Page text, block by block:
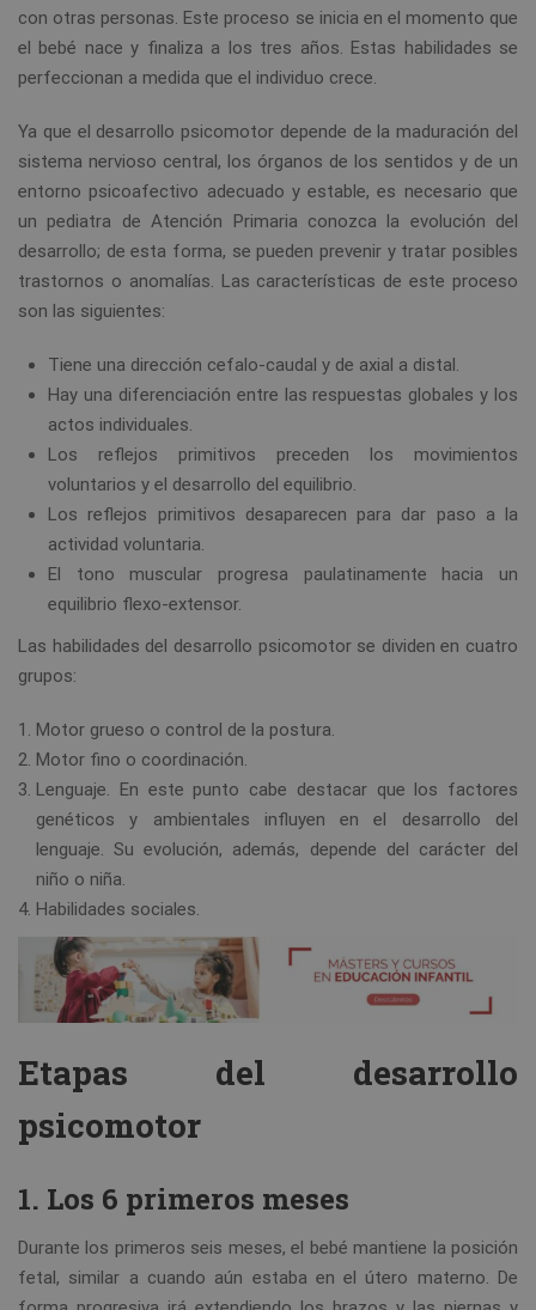
con otras personas. Este proceso se inicia en el momento que
el bebé nace y finaliza a los tres años. Estas habilidades se
perfeccionan a medida que el individuo crece.
Ya que el desarrollo psicomotor depende de la maduración del
sistema nervioso central, los órganos de los sentidos y de un
entorno psicoafectivo adecuado y estable, es necesario que
un pediatra de Atención Primaria conozca la evolución del
desarrollo; de esta forma, se pueden prevenir y tratar posibles
trastornos o anomalías. Las características de este proceso
son las siguientes:
Tiene una dirección cefalo-caudal y de axial a distal.
Hay una diferenciación entre las respuestas globales y los
actos individuales.
Los reflejos primitivos preceden los movimientos
voluntarios y el desarrollo del equilibrio.
Los reflejos primitivos desaparecen para dar paso a la
actividad voluntaria.
El tono muscular progresa paulatinamente hacia un
equilibrio flexo-extensor.
Las habilidades del desarrollo psicomotor se dividen en cuatro
grupos:
Motor grueso o control de la postura.
Motor fino o coordinación.
Lenguaje. En este punto cabe destacar que los factores
genéticos y ambientales influyen en el desarrollo del
lenguaje. Su evolución, además, depende del carácter del
niño o niña.
Habilidades sociales.
Etapas del desarrollo
psicomotor
1. Los 6 primeros meses
Durante los primeros seis meses, el bebé mantiene la posición
fetal, similar a cuando aún estaba en el útero materno. De